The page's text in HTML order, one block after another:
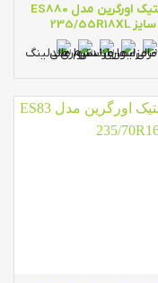
لاستیک اورگرین مدل ES880
سایز 235/55R18XL